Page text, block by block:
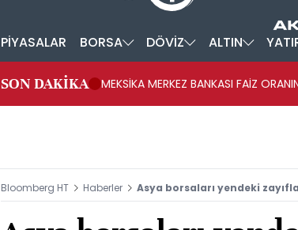
PİYASALAR BORSA DÖVİZ ALTIN
SON DAKİKA MEKSİKA MERKEZ BANKASI FAİZ
Bloomberg HT Haberler Asya borsaları yendeki